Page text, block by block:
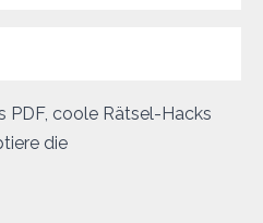
PDF, coole Rätsel-Hacks
die